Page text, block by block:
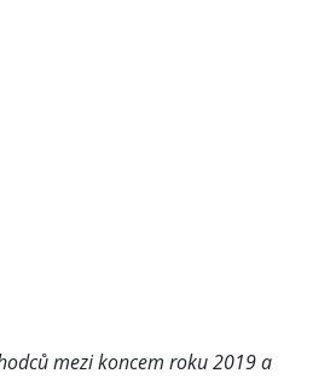
mezi koncem roku 2019 a